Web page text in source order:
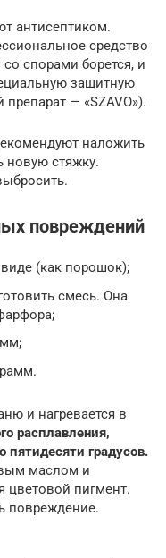
антисептиком.
средство
спорами борется, и
защитную
— «SZAVO»).
наложить
новую стяжку.
повреждений
(как порошок);
смесь. Она
и нагревается в
расплавления,
пятидесяти градусов.
маслом и
цветовой пигмент.
повреждение.